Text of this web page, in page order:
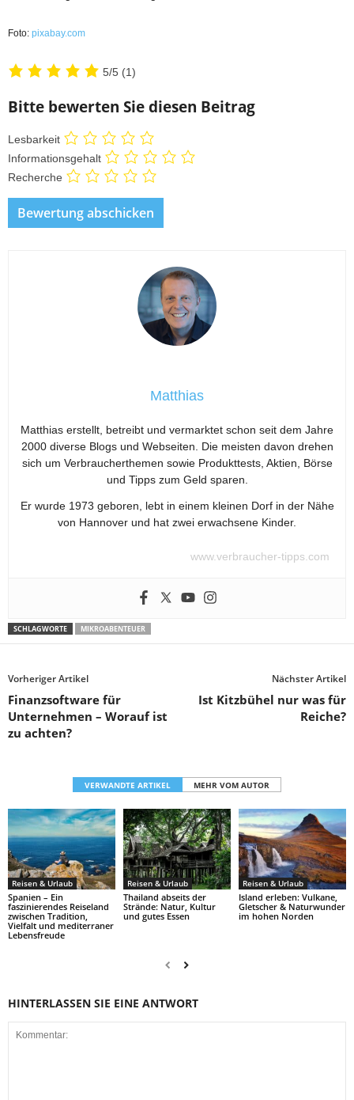
Foto: pixabay.com
5/5 (1)
Bitte bewerten Sie diesen Beitrag
Lesbarkeit
Informationsgehalt
Recherche
Matthias
Matthias erstellt, betreibt und vermarktet schon seit dem Jahre
2000 diverse Blogs und Webseiten. Die meisten davon drehen
sich um Verbraucherthemen sowie Produkttests, Aktien, Börse
und Tipps zum Geld sparen.
Er wurde 1973 geboren, lebt in einem kleinen Dorf in der Nähe
von Hannover und hat zwei erwachsene Kinder.
www.verbraucher-tipps.com
SCHLAGWORTE MIKROABENTEUER
Vorheriger Artikel
Finanzsoftware für
Unternehmen – Worauf ist
zu achten?
Nächster Artikel
Ist Kitzbühel nur was für
Reiche?
VERWANDTE ARTIKEL MEHR VOM AUTOR
Reisen & Urlaub
Spanien – Ein
faszinierendes Reiseland
zwischen Tradition,
Vielfalt und mediterraner
Lebensfreude
Reisen & Urlaub
Thailand abseits der
Strände: Natur, Kultur
und gutes Essen
Reisen & Urlaub
Island erleben: Vulkane,
Gletscher & Naturwunder
im hohen Norden
HINTERLASSEN SIE EINE ANTWORT